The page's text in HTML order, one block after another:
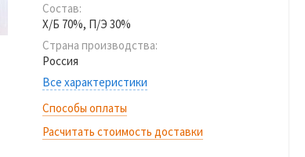
Состав:
Х/Б 70%, П/Э 30%
Страна производства:
Россия
Все характеристики
Способы оплаты
Расчитать стоимость доставки